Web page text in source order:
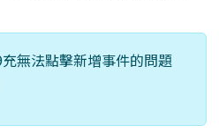
無法點擊新增事件的問題